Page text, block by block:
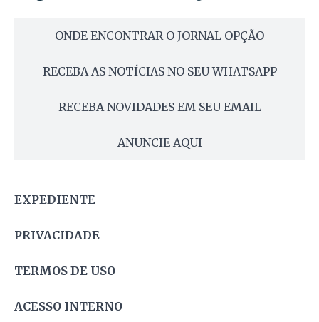
ONDE ENCONTRAR O JORNAL OPÇÃO
RECEBA AS NOTÍCIAS NO SEU WHATSAPP
RECEBA NOVIDADES EM SEU EMAIL
ANUNCIE AQUI
EXPEDIENTE
PRIVACIDADE
TERMOS DE USO
ACESSO INTERNO